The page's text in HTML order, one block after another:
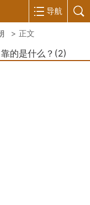
导航
> 正文
的是什么？(2)